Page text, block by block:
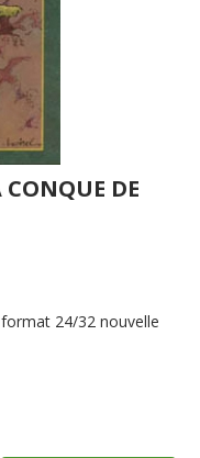
DE
24/32 nouvelle